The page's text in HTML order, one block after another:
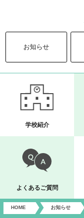
お知らせ
学校紹介
よくあるご質問
HOME お知らせ